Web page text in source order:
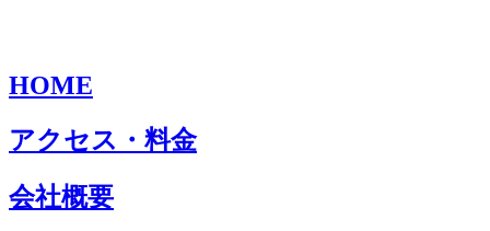
HOME
アクセス・料金
会社概要